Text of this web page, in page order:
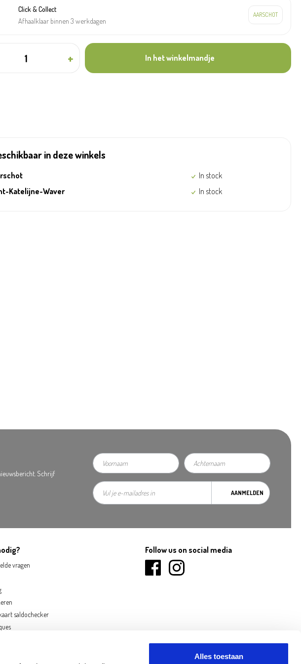
Alles toestaan
Click & Collect
Afhaalklaar binnen 3 werkdagen
+ In het winkelmandje
in deze winkels
In stock
Katelijne-Waver
In stock
Schrijf
AANMELDEN
vragen
saldochecker
Follow us on social media